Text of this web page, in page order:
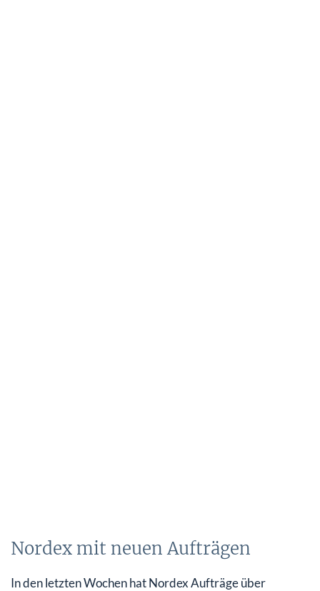
Nordex mit neuen Aufträgen
In den letzten Wochen hat Nordex Aufträge über